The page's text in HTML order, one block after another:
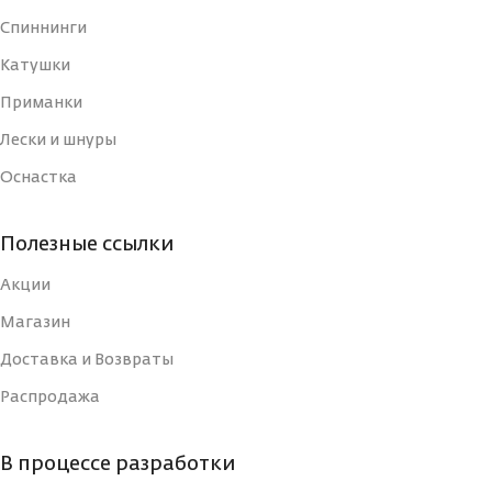
РАБОЧАЯ ДЛИНА (СМ)
ВЕС УДИЛИЩА
СТРОЙ
КОЛИЧЕСТВО КОЛЕЦ
Спиннинги
Катушки
Приманки
Лески и шнуры
Оснастка
Полезные ссылки
Акции
Магазин
Доставка и Возвраты
Распродажа
В процессе разработки